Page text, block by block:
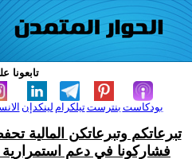
تابعونا
لينكدإن تيلكرامبنترست بودكاست
تبرعاتكم وتبرعاتكن المالية
فشاركونا في دعم استمرارية